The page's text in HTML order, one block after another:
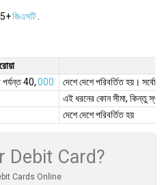
জিএসটি
40,000
দেশে দেশে পরিবর্তিত হয়।
এই ধরনের কোন সীমা, কিন্তু
দেশে দেশে পরিবর্তিত হয়
Debit Card?
Cards Online